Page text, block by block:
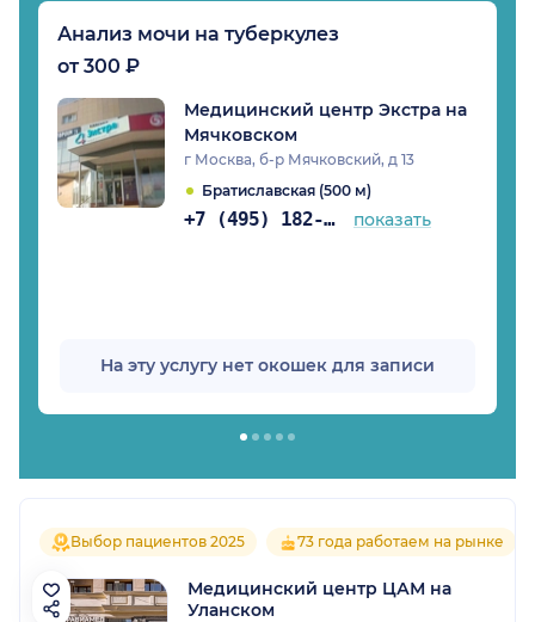
Анализ мочи на туберкулез
от 300 ₽
Медицинский центр Экстра на
Мячковском
г Москва, б-р Мячковский, д 13
Братиславская (500 м)
+7 (495) 182-42-88 показать
На эту услугу нет окошек для записи
Выбор пациентов 2025 73 года работаем на рынке
Медицинский центр ЦАМ на
Уланском